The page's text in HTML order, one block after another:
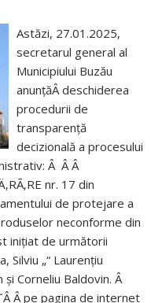
Astăzi, 27.01.2025,
secretarul general al
Municipiului Buzău
anunțăÂ deschiderea
procedurii de
transparență
decizională a procesului
Â Â Â
nr. 17 din
de protejare a
neconforme din
inițiat de următorii
Silviu „“ Laurențiu
Corneliu Baldovin. Â
Â pe pagina de internet